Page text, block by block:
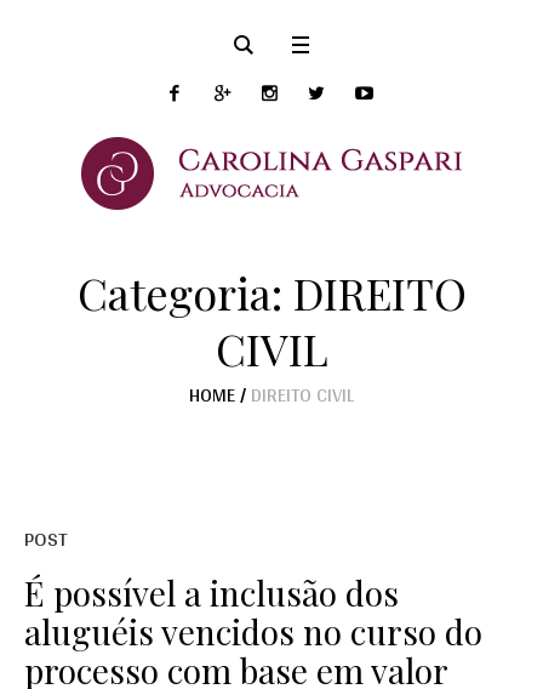
Categoria: DIREITO
CIVIL
HOME/DIREITO CIVIL
POST
É possível a inclusão dos
aluguéis vencidos no curso do
processo com base em valor